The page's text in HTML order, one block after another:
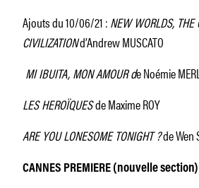
Ajouts du 10/06/21 :NEW WORLDS, THE
CIVILIZATIONd’Andrew MUSCATO
MI IBUITA, MON AMOUR de Noémie
LES HEROÏQUESde Maxime ROY
ARE YOU LONESOME TONIGHT ?de Wen
CANNES PREMIERE (nouvelle section)